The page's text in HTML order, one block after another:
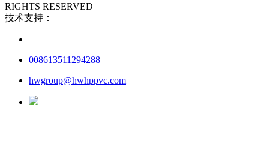
RIGHTS RESERVED
技术支持：
008613511294288
hwgroup@hwhppvc.com